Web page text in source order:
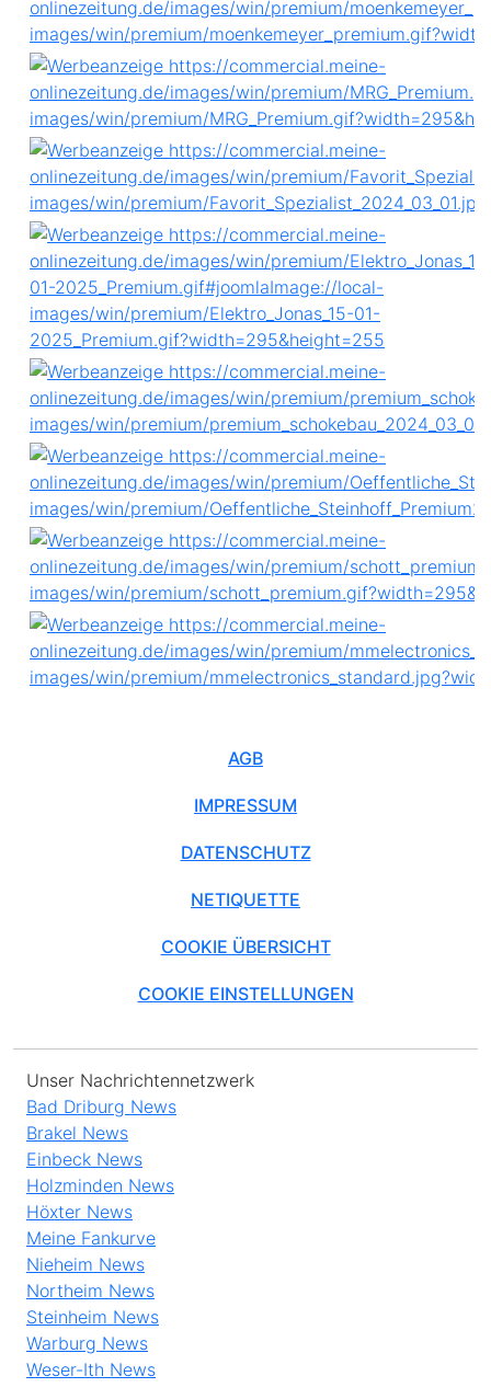
AGB
IMPRESSUM
DATENSCHUTZ
NETIQUETTE
COOKIE ÜBERSICHT
COOKIE EINSTELLUNGEN
Unser Nachrichtennetzwerk
Bad Driburg News
Brakel News
Einbeck News
Holzminden News
Höxter News
Meine Fankurve
Nieheim News
Northeim News
Steinheim News
Warburg News
Weser-Ith News